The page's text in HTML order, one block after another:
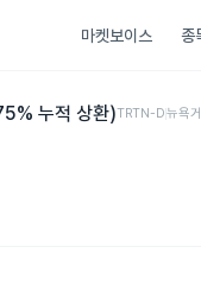
마켓보이스 종
누적 상환)TRTN-D뉴욕